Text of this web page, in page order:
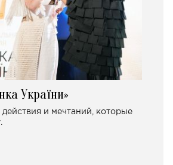
України»
и мечтаний, которые